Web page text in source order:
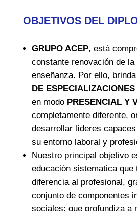
OBJETIVOS DEL
GRUPO ACEP, está
constante renovación de
enseñanza. Por ello, brinda
DE
en modo PRESENCIAL Y
completamente diferente,
desarrollar líderes
su entorno laboral y
Nuestro principal objetivo
educación sistematica que
diferencia al profesional,
conjunto de componentes
sociales; que profundiza a